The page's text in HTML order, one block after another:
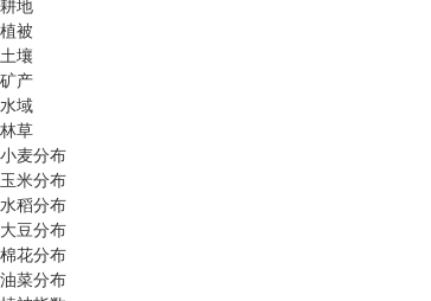
植被
土壤
矿产
水域
林草
小麦分布
玉米分布
水稻分布
大豆分布
棉花分布
油菜分布